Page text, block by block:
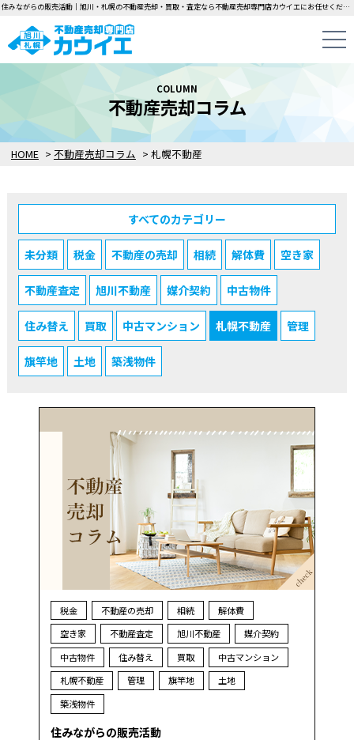
住みながらの販売活動｜旭川・札幌の不動産売却・買取・査定なら不動産売却専門店カウイエにお任せください！中古一戸建て・マンション・土地の即日無料査定・即金買取を行っています！
HOME > 不動産売却コラム > 札幌不動産
COLUMN
不動産売却コラム
すべてのカテゴリー
未分類 税金 不動産の売却 相続 解体費 空き家
不動産査定 旭川不動産 媒介契約 中古物件
住み替え 買取 中古マンション 札幌不動産 管理
旗竿地 土地 築浅物件
税金 不動産の売却 相続
解体費
空き家
不動産査定 旭川不動産
媒介契約
中古物件
住み替え 買取
中古マンション
札幌不動産
管理 旗竿地
土地
築浅物件
住みながらの販売活動